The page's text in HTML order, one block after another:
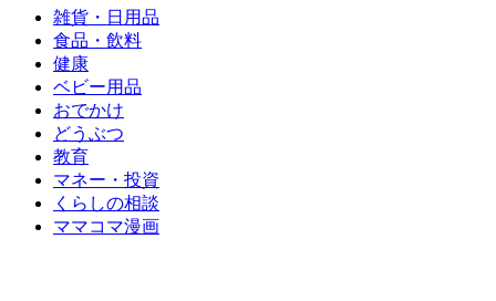
雑貨・日用品
食品・飲料
健康
ベビー用品
おでかけ
どうぶつ
教育
マネー・投資
くらしの相談
ママコマ漫画